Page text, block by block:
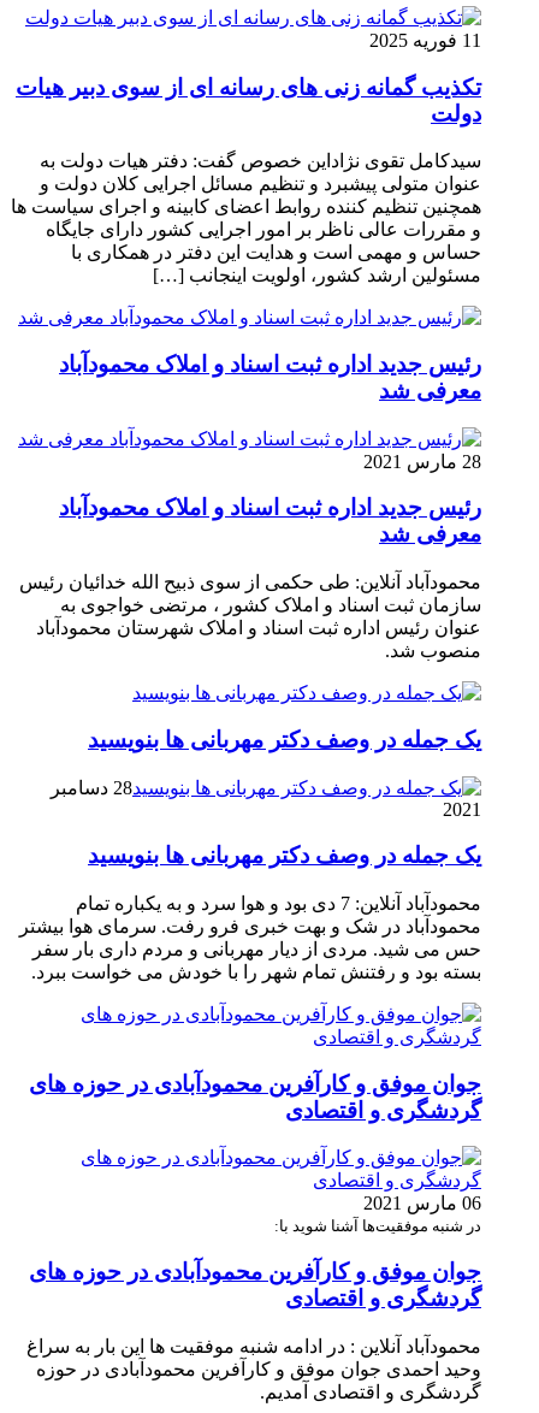
11 فوریه 2025
تکذیب گمانه زنی های رسانه ای از سوی دبیر هیات
دولت
سیدکامل تقوی نژاداین خصوص گفت: دفتر هیات دولت به
عنوان متولی پیشبرد و تنظیم مسائل اجرایی کلان دولت و
همچنین تنظیم کننده روابط اعضای کابینه و اجرای سیاست ها
و مقررات عالی ناظر بر امور اجرایی کشور دارای جایگاه
حساس و مهمی است و هدایت این دفتر در همکاری با
مسئولین ارشد کشور، اولویت اینجانب […]
رئیس جدید اداره ثبت اسناد و املاک محمودآباد
معرفی شد
28 مارس 2021
رئیس جدید اداره ثبت اسناد و املاک محمودآباد
معرفی شد
محمودآباد آنلاین: طی حکمی از سوی ذبیح الله خدائیان رئیس
سازمان ثبت اسناد و املاک کشور ، مرتضی خواجوی به
عنوان رئیس اداره ثبت اسناد و املاک شهرستان محمودآباد
منصوب شد.
یک جمله در وصف دکتر مهربانی ها بنویسید
28 دسامبر
2021
یک جمله در وصف دکتر مهربانی ها بنویسید
محمودآباد آنلاین: 7 دی بود و هوا سرد و به یکباره تمام
محمودآباد در شک و بهت خبری فرو رفت. سرمای هوا بیشتر
حس می شید. مردی از دیار مهربانی و مردم داری بار سفر
بسته بود و رفتنش تمام شهر را با خودش می خواست ببرد.
جوان موفق و کارآفرین محمودآبادی در حوزه های
گردشگری و اقتصادی
06 مارس 2021
در شنبه موفقیت‌ها آشنا شوید با:
جوان موفق و کارآفرین محمودآبادی در حوزه های
گردشگری و اقتصادی
محمودآباد آنلاین : در ادامه شنبه موفقیت ها این بار به سراغ
وحید احمدی جوان موفق و کارآفرین محمودآبادی در حوزه
گردشگری و اقتصادی آمدیم.